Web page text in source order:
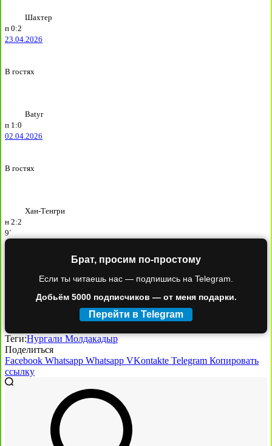
Шахтер
п 0:2
23.04.2026
В гостях
Batyr
п 1:0
02.04.2026
В гостях
Хан-Тенгри
н 2:2
9`
Брат, просим по-простому
Если ты читаешь нас — подпишись на Telegram.
Добьём 5000 подписчиков — от меня подарки.
Перейти в Telegram
Теги:Нургали Молдакадыр
Поделиться
Facebook Whatsapp Whatsapp VKontakte Telegram Копировать
ссылку